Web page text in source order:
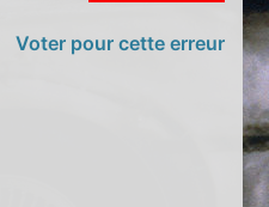
Voter pour cette erreur